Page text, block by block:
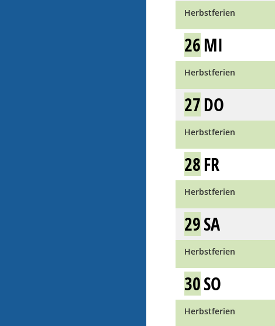
Herbstferien
26MI
Herbstferien
27DO
Herbstferien
28FR
Herbstferien
29SA
Herbstferien
30SO
Herbstferien